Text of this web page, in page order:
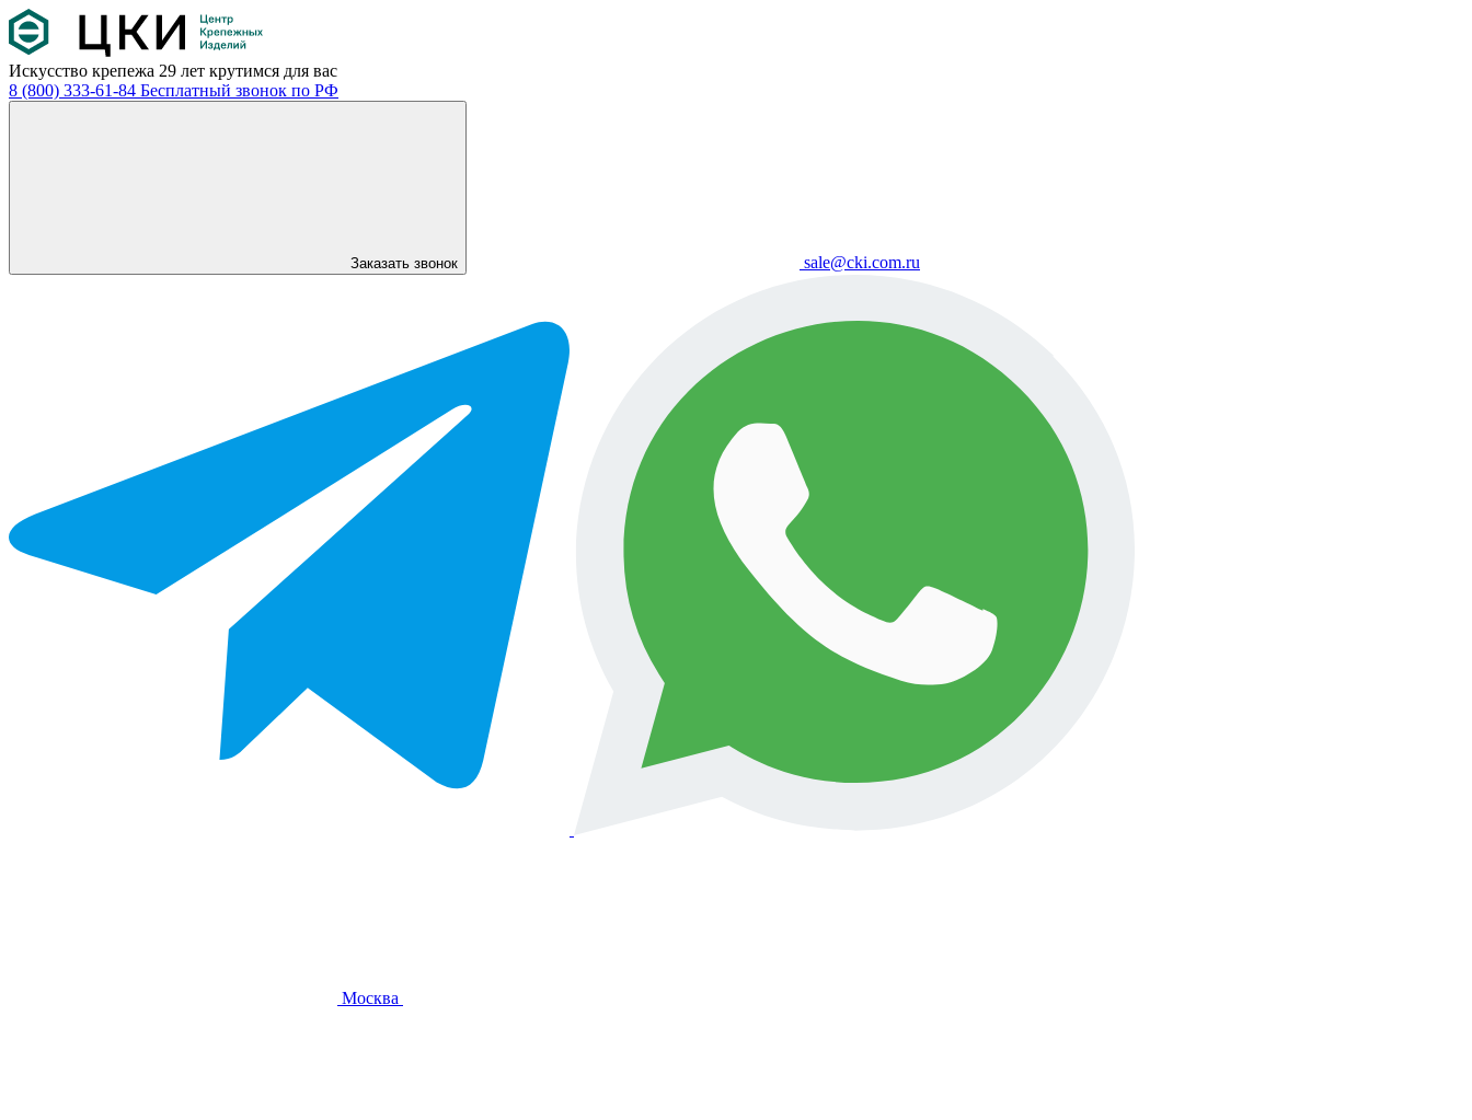
Искусство крепежа 29 лет крутимся для вас
8 (800) 333-61-84 Бесплатный звонок по РФ
Заказать звонок sale@cki.com.ru
Москва